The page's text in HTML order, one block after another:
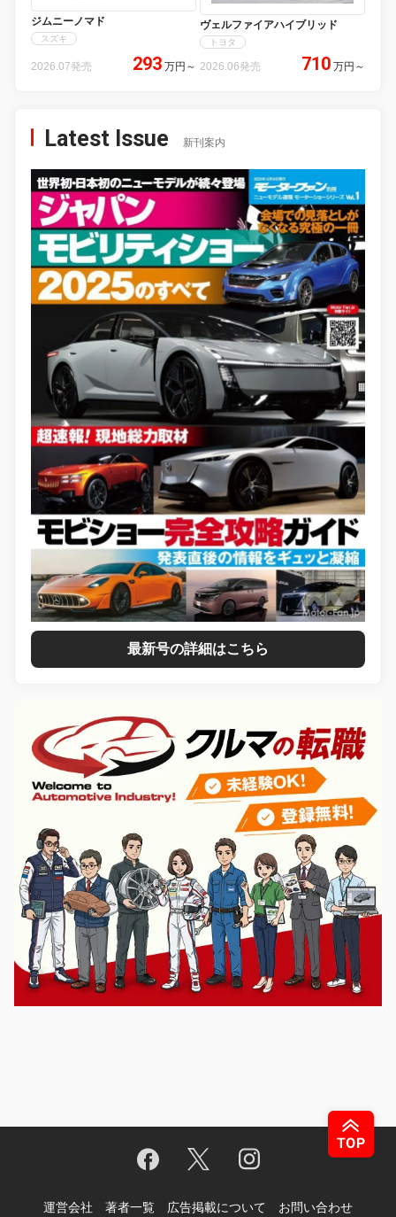
ジムニーノマド
スズキ
2026.07発売 293 万円 ～
ヴェルファイアハイブリッド
トヨタ
2026.06発売 710 万円 ～
Latest Issue 新刊案内
最新号の詳細はこちら
運営会社 著者一覧 広告掲載について お問い合わせ